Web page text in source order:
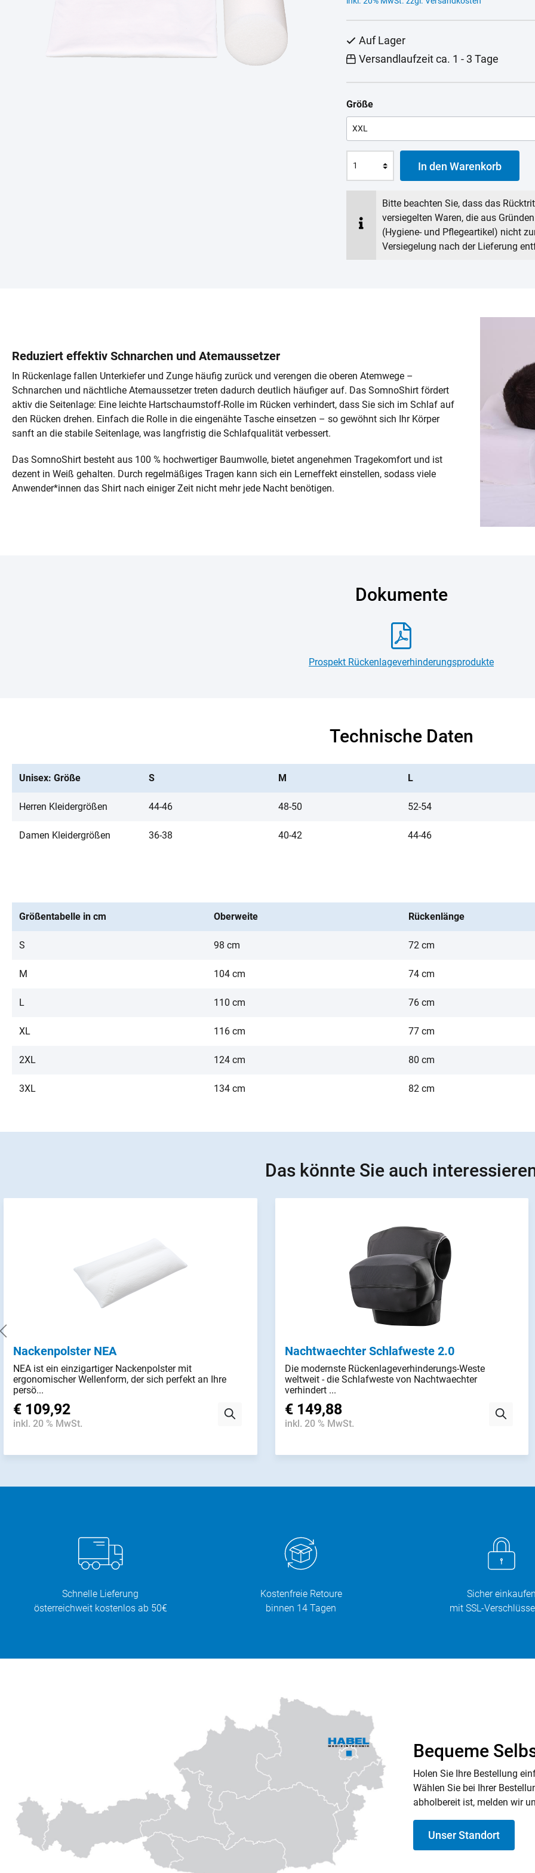
Auf Lager
Versandlaufzeit ca. 1 - 3 Tage
Größe
In den Warenkorb
Bitte beachten Sie, dass das
versiegelten Waren, die aus
(Hygiene- und Pflegeartikel) nicht
Versiegelung nach der Lieferung
Reduziert effektiv Schnarchen und Atemaussetzer
In Rückenlage fallen Unterkiefer und Zunge häufig zurück und verengen die oberen Atemwege –
Schnarchen und nächtliche Atemaussetzer treten dadurch deutlich häufiger auf. Das SomnoShirt fördert
aktiv die Seitenlage: Eine leichte Hartschaumstoff-Rolle im Rücken verhindert, dass Sie sich im Schlaf auf
den Rücken drehen. Einfach die Rolle in die eingenähte Tasche einsetzen – so gewöhnt sich Ihr Körper
sanft an die stabile Seitenlage, was langfristig die Schlafqualität verbessert.
Das SomnoShirt besteht aus 100 % hochwertiger Baumwolle, bietet angenehmen Tragekomfort und ist
dezent in Weiß gehalten. Durch regelmäßiges Tragen kann sich ein Lerneffekt einstellen, sodass viele
Anwender*innen das Shirt nach einiger Zeit nicht mehr jede Nacht benötigen.
Dokumente
Prospekt Rückenlageverhinderungsprodukte
Technische Daten
Unisex: Größe S M L
Herren Kleidergrößen 44-46 48-50 52-54
Damen Kleidergrößen 36-38 40-42 44-46
Größentabelle in cm Oberweite Rückenlänge
S 98 cm 72 cm
M 104 cm 74 cm
L 110 cm 76 cm
XL 116 cm 77 cm
2XL 124 cm 80 cm
3XL 134 cm 82 cm
Das könnte Sie auch
Nackenpolster NEA
NEA ist ein einzigartiger Nackenpolster mit
ergonomischer Wellenform, der sich perfekt an Ihre
persö...
€ 109,92
inkl. 20 % MwSt.
Nachtwaechter Schlafweste 2.0
Die modernste Rückenlageverhinderungs-Weste
weltweit - die Schlafweste von Nachtwaechter
verhindert ...
€ 149,88
inkl. 20 % MwSt.
Schnelle Lieferung
österreichweit kostenlos ab 50€
Kostenfreie Retoure
binnen 14 Tagen
Sicher einkaufen
mit SSL-
Bequeme
Holen Sie Ihre Bestellung
Wählen Sie bei Ihrer
abholbereit ist, melden wir
Unser Standort